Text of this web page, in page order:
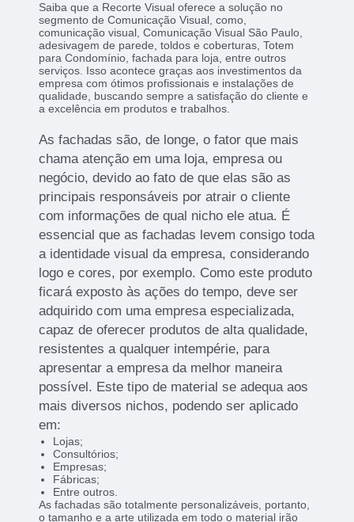
Saiba que a Recorte Visual oferece a solução no
segmento de Comunicação Visual, como,
comunicação visual, Comunicação Visual São Paulo,
adesivagem de parede, toldos e coberturas, Totem
para Condomínio, fachada para loja, entre outros
serviços. Isso acontece graças aos investimentos da
empresa com ótimos profissionais e instalações de
qualidade, buscando sempre a satisfação do cliente e
a excelência em produtos e trabalhos.
As fachadas são, de longe, o fator que mais
chama atenção em uma loja, empresa ou
negócio, devido ao fato de que elas são as
principais responsáveis por atrair o cliente
com informações de qual nicho ele atua. É
essencial que as fachadas levem consigo toda
a identidade visual da empresa, considerando
logo e cores, por exemplo. Como este produto
ficará exposto às ações do tempo, deve ser
adquirido com uma empresa especializada,
capaz de oferecer produtos de alta qualidade,
resistentes a qualquer intempérie, para
apresentar a empresa da melhor maneira
possível. Este tipo de material se adequa aos
mais diversos nichos, podendo ser aplicado
em:
Lojas;
Consultórios;
Empresas;
Fábricas;
Entre outros.
As fachadas são totalmente personalizáveis, portanto,
o tamanho e a arte utilizada em todo o material irão